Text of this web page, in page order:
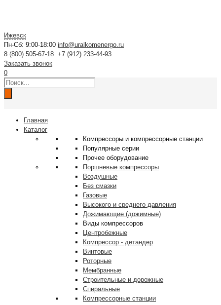
Ижевск
Пн-Сб: 9:00-18:00 info@uralkomenergo.ru
8 (800) 505-67-18 +7 (912) 233-44-93
Заказать звонок
0
Поиск
Главная
Каталог
Компрессоры и компрессорные станции
Популярные серии
Прочее оборудование
Поршневые компрессоры
Воздушные
Без смазки
Газовые
Высокого и среднего давления
Дожимающие (дожимные)
Виды компрессоров
Центробежные
Компрессор - детандер
Винтовые
Роторные
Мембранные
Строительные и дорожные
Спиральные
Компрессорные станции